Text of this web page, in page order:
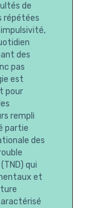
de
répétées
des
pas
est
pour
rempli
partie
des
qui
et